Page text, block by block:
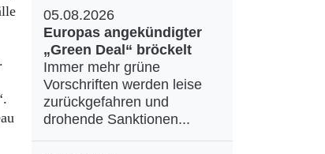
05.08.2026
Europas angekündigter
„Green Deal“ bröckelt
Immer mehr grüne
Vorschriften werden leise
zurückgefahren und
drohende Sanktionen...